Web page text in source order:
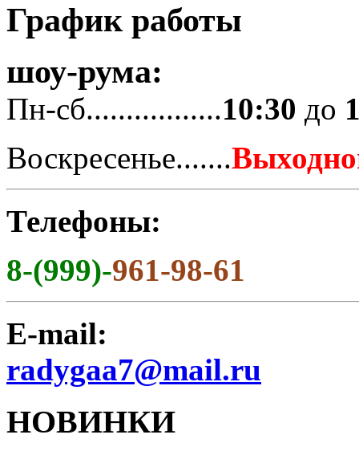
График работы
шоу-рума:
Пн-сб.................10:30 до
Воскресенье.......
Телефоны:
8-(999)-961-98-61
E-mail:
radygaa7@mail.ru
НОВИНКИ